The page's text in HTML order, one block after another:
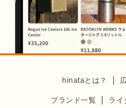
hinataとは？
ブランド一覧 ライ